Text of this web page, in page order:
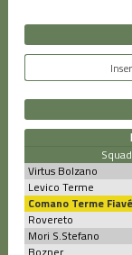
Virtus Bolzano
Levico Terme
Comano Terme Fiavé
Rovereto
Mori S.Stefano